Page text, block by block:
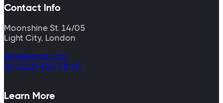
Contact Info
Moonshine St. 14/05
Light City, London
info@email.com
00 (123) 456 78 90
Learn More